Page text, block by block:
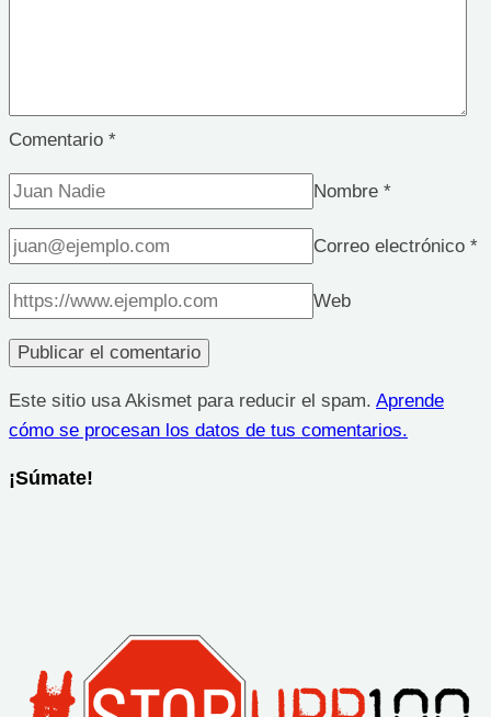
Comentario *
Nombre *
Correo electrónico *
Web
Este sitio usa Akismet para reducir el spam. Aprende
cómo se procesan los datos de tus comentarios.
¡Súmate!